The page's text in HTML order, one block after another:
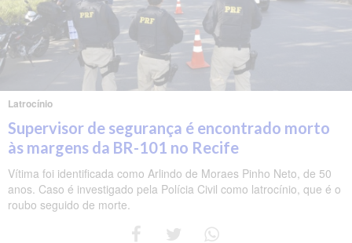
Latrocínio
Supervisor de segurança é encontrado morto
às margens da BR-101 no Recife
Vítima foi identificada como Arlindo de Moraes Pinho Neto, de 50
anos. Caso é investigado pela Polícia Civil como latrocínio, que é o
roubo seguido de morte.